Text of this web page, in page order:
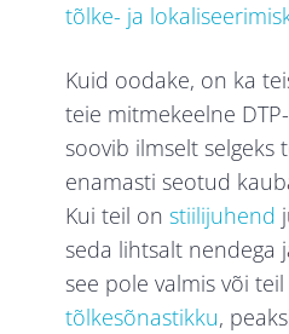
tõlke- ja
Kuid oodake, on ka
teie mitmekeelne
soovib ilmselt selgeks
enamasti seotud
Kui teil on stiilijuhend
seda lihtsalt nendega
see pole valmis või
tõlkesõnastikku,